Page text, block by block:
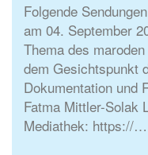
Folgende
am 04. September
Thema des
dem Gesichtspunkt
Dokumentation und
Fatma Mittler-Solak
Mediathek: https://…